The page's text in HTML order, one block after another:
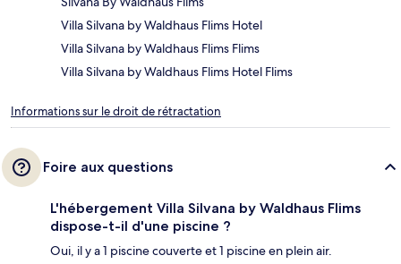
Villa Silvana by Waldhaus Flims Hotel
Villa Silvana by Waldhaus Flims Flims
Villa Silvana by Waldhaus Flims Hotel Flims
Informations sur le droit de rétractation
Foire aux questions
L'hébergement Villa Silvana by Waldhaus Flims
dispose-t-il d'une piscine ?
Oui, il y a 1 piscine couverte et 1 piscine en plein air.